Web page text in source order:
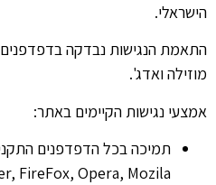
הישראלי.
התאמת הנגישות נבדקה בדפדפנים
מוזילה ואדג'.
אמצעי נגישות הקיימים באתר:
FireFox, Opera, Mozila).